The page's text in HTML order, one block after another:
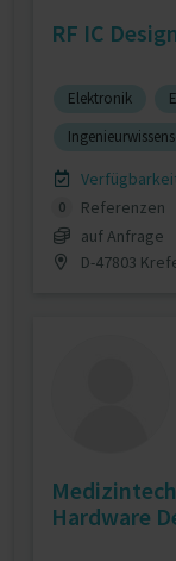
RF IC
Elektronik
0
Referenzen
auf Anfrage
D-47803
Hardware